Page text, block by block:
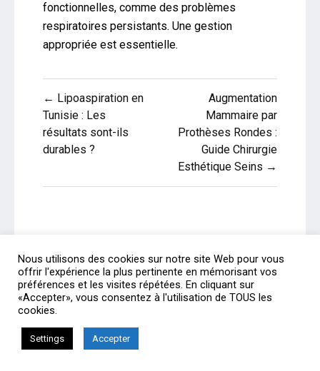
fonctionnelles, comme des problèmes
respiratoires persistants. Une gestion
appropriée est essentielle.
Navigation
de
l’article
← Lipoaspiration en
Tunisie : Les
résultats sont-ils
durables ?
Augmentation
Mammaire par
Prothèses Rondes :
Guide Chirurgie
Esthétique Seins →
Rechercher
Nous utilisons des cookies sur notre site Web pour vous
offrir l'expérience la plus pertinente en mémorisant vos
préférences et les visites répétées. En cliquant sur
«Accepter», vous consentez à l'utilisation de TOUS les
cookies.
Settings Accepter